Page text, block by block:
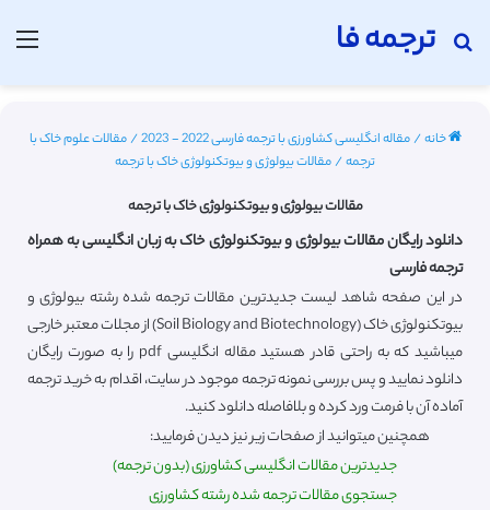
ترجمه فا
جستجو برای
خانه/مقاله انگلیسی کشاورزی با ترجمه فارسی 2022 - 2023 /مقالات علوم خاک با
ترجمه/مقالات بیولوژی و بیوتکنولوژی خاک با ترجمه
مقالات بیولوژی و بیوتکنولوژی خاک با ترجمه
دانلود رایگان مقالات بیولوژی و بیوتکنولوژی خاک به زبان انگلیسی به همراه
ترجمه فارسی
در این صفحه شاهد لیست جدیدترین مقالات ترجمه شده رشته بیولوژی و
بیوتکنولوژی خاک (Soil Biology and Biotechnology) از مجلات معتبر خارجی
میباشید که به راحتی قادر هستید مقاله انگلیسی pdf را به صورت رایگان
دانلود نمایید و پس بررسی نمونه ترجمه موجود در سایت، اقدام به خرید ترجمه
آماده آن با فرمت ورد کرده و بلافاصله دانلود کنید.
همچنین میتوانید از صفحات زیر نیز دیدن فرمایید:
جدیدترین مقالات انگلیسی کشاورزی (بدون ترجمه)
جستجوی مقالات ترجمه شده رشته کشاورزی